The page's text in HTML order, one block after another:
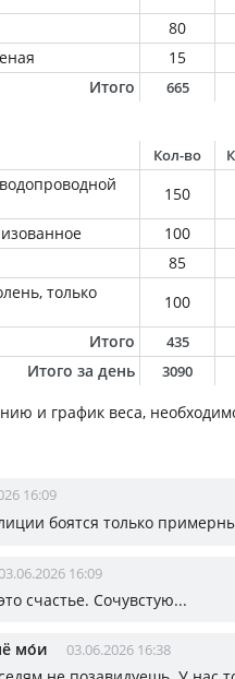
80
15
Итого
665
Кол-во
150
100
85
только
100
Итого
435
Итого за день 3090
и график веса,
16:09
боятся только
16:09
счастье. Сочувстую...
мо́и 03.06.2026 16:38